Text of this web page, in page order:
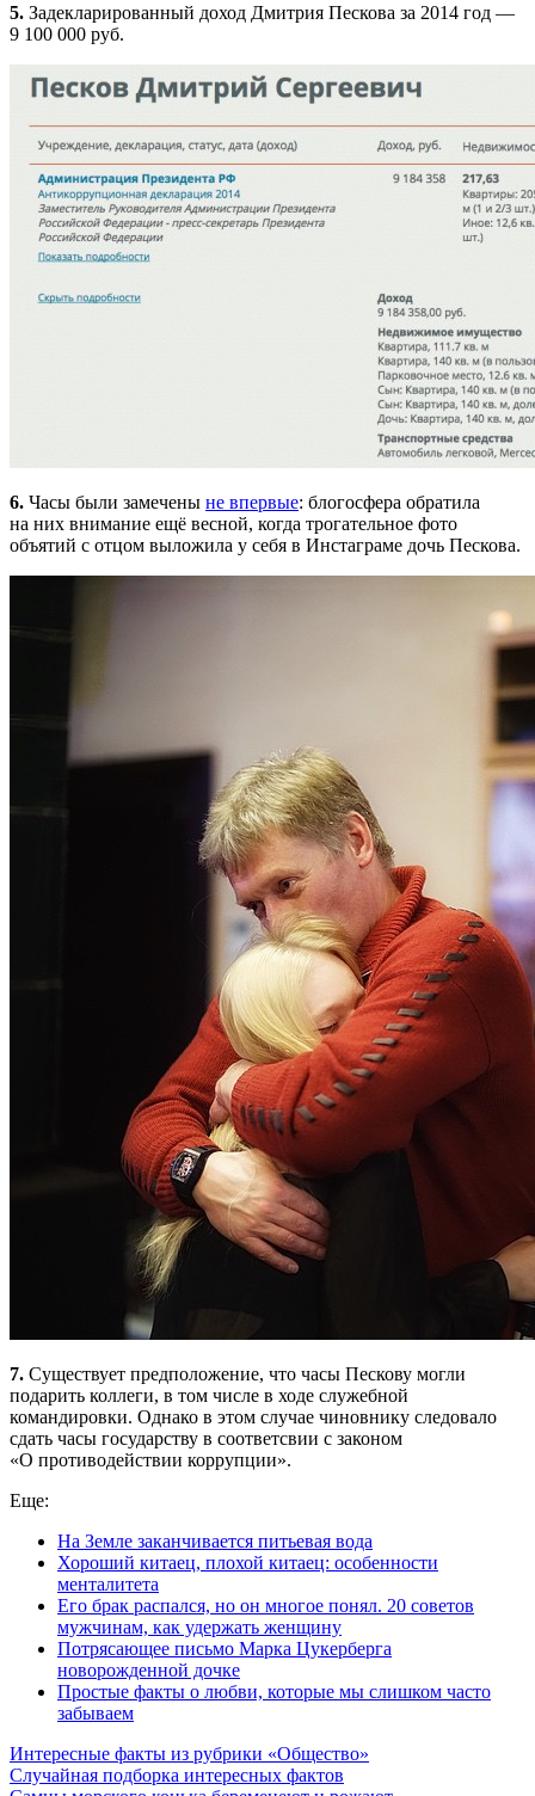
5. Задекларированный доход Дмитрия Пескова за 2014 год —
9 100 000 руб.
6. Часы были замечены не впервые: блогосфера обратила
на них внимание ещё весной, когда трогательное фото
объятий с отцом выложила у себя в Инстаграме дочь Пескова.
7. Существует предположение, что часы Пескову могли
подарить коллеги, в том числе в ходе служебной
командировки. Однако в этом случае чиновнику следовало
сдать часы государству в соответсвии с законом
«О противодействии коррупции».
Еще:
На Земле заканчивается питьевая вода
Хороший китаец, плохой китаец: особенности
менталитета
Его брак распался, но он многое понял. 20 советов
мужчинам, как удержать женщину
Потрясающее письмо Марка Цукерберга
новорожденной дочке
Простые факты о любви, которые мы слишком часто
забываем
Интересные факты из рубрики «Общество»
Случайная подборка интересных фактов